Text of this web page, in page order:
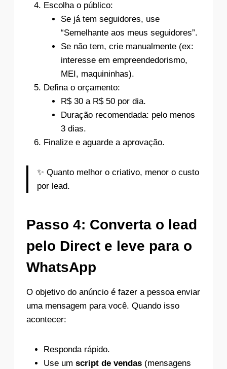
Escolha o público:
Se já tem seguidores, use
“Semelhante aos meus seguidores”.
Se não tem, crie manualmente (ex:
interesse em empreendedorismo,
MEI, maquininhas).
Defina o orçamento:
R$ 30 a R$ 50 por dia.
Duração recomendada: pelo menos
3 dias.
Finalize e aguarde a aprovação.
✨ Quanto melhor o criativo, menor o custo
por lead.
Passo 4: Converta o lead
pelo Direct e leve para o
WhatsApp
O objetivo do anúncio é fazer a pessoa enviar
uma mensagem para você. Quando isso
acontecer:
Responda rápido.
Use um script de vendas (mensagens